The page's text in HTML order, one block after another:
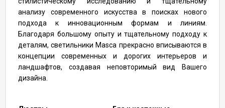
анализу современного искусства в поисках нового
подхода к инновационным формам и линиям.
Благодаря большому опыту и тщательному подходу к
деталям, светильники Masca прекрасно вписываются в
концепции современных и дорогих интерьеров и
ландшафтов, создавая неповторимый вид Вашего
дизайна.